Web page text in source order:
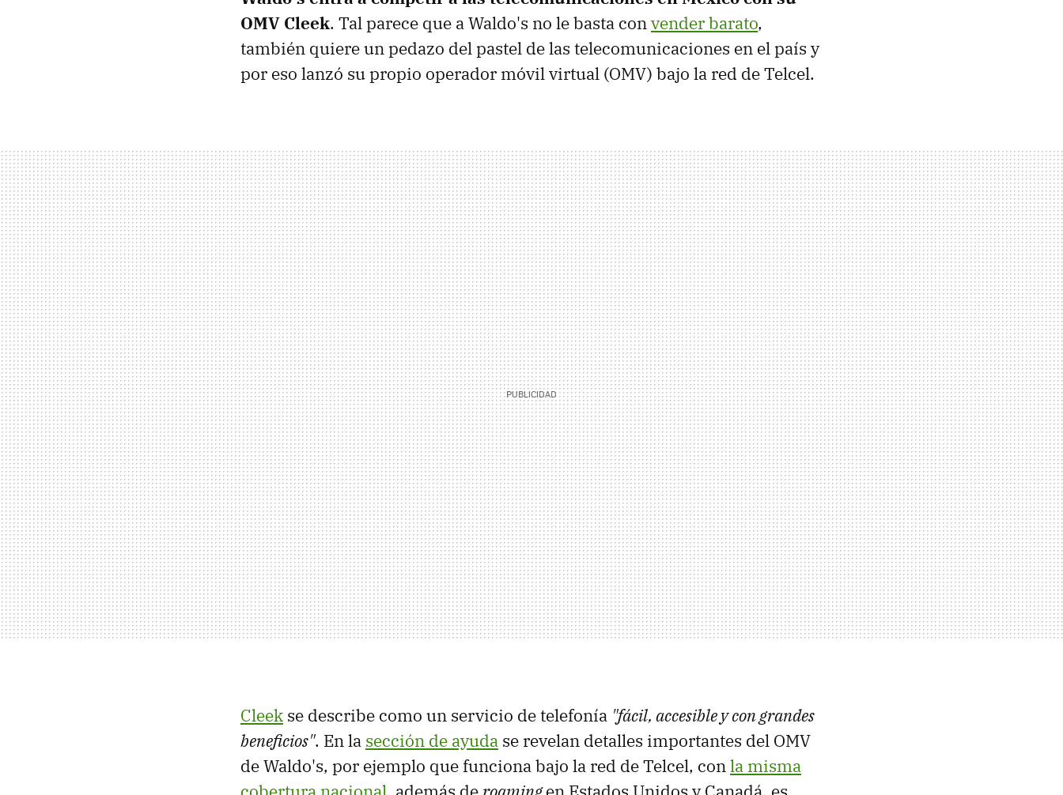
OMV Cleek. Tal parece que a Waldo's no le basta convender barato,
también quiere un pedazo del pastel de las telecomunicaciones en el país y
por eso lanzó su propio operador móvil virtual (OMV) bajo la red de Telcel.
Cleek se describe como un servicio de telefonía "fácil, accesible y con grandes
beneficios". En la sección de ayuda se revelan detalles importantes del OMV
de Waldo's, por ejemplo que funciona bajo la red de Telcel, conla misma